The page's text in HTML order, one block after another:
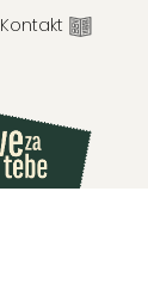
Kontakt